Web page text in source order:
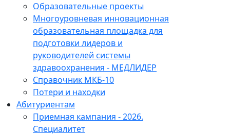
Образовательные проекты
Многоуровневая инновационная
образовательная площадка для
подготовки лидеров и
руководителей системы
здравоохранения - МЕДЛИДЕР
Справочник МКБ-10
Потери и находки
Абитуриентам
Приемная кампания - 2026.
Специалитет